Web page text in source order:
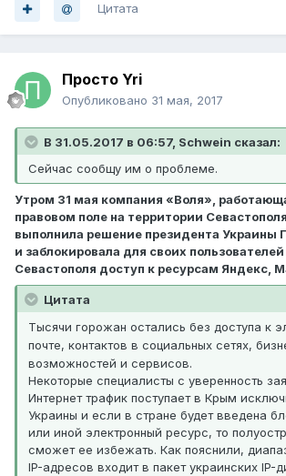
Цитата
Просто Yri
Опубликовано 31 мая, 2017
В 31.05.2017 в 06:57, Schwein сказал:
Сейчас сообщу им о проблеме.
Утром 31 мая компания «Воля»,
правовом поле на территории
выполнила решение президента Украины
и заблокировала для своих
Севастополя доступ к ресурсам Яндекс,
Цитата
Тысячи горожан остались без доступа к
почте, контактов в социальных сетях,
возможностей и сервисов.
Некоторые специалисты с уверенность
Интернет трафик поступает в Крым
Украины и если в стране будет введена
или иной электронный ресурс, то
сможет ее избежать. Как пояснили,
IP-адресов входит в пакет украинских IP-